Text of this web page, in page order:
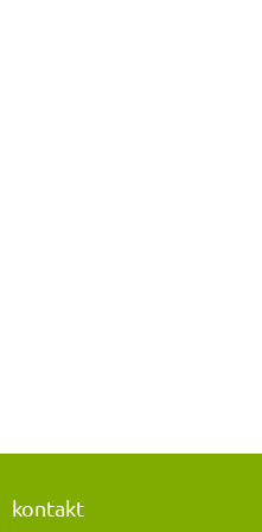
kontakt